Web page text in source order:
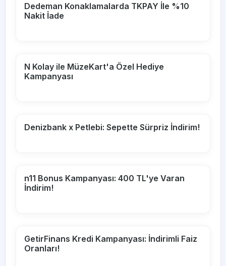
Dedeman Konaklamalarda TKPAY İle %10
Nakit İade
N Kolay ile MüzeKart'a Özel Hediye
Kampanyası
Denizbank x Petlebi: Sepette Sürpriz İndirim!
n11 Bonus Kampanyası: 400 TL'ye Varan
İndirim!
GetirFinans Kredi Kampanyası: İndirimli Faiz
Oranları!